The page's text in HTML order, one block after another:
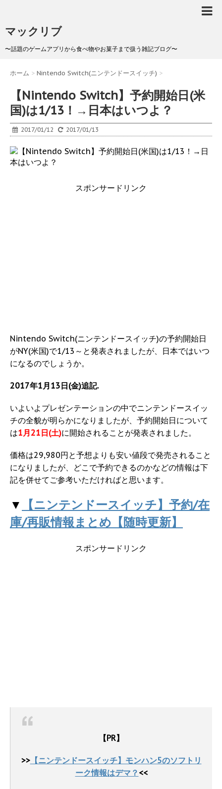
マックリブ
〜話題のゲームアプリから食べ物やお菓子まで扱う雑記ブログ〜
ホーム > Nintendo Switch(ニンテンドースイッチ) >
【Nintendo Switch】予約開始日(米
国)は1/13！→日本はいつよ？
2017/01/12 2017/01/13
スポンサードリンク
Nintendo Switch(ニンテンドースイッチ)の予約開始日
がNY(米国)で1/13～と発表されましたが、日本ではいつ
になるのでしょうか。
2017年1月13日(金)追記.
いよいよプレゼンテーションの中でニンテンドースイッ
チの全貌が明らかになりましたが、予約開始日について
は1月21日(土)に開始されることが発表されました。
価格は29,980円と予想よりも安い値段で発売されること
になりましたが、どこで予約できるのかなどの情報は下
記を併せてご参考いただければと思います。
▼
【ニンテンドースイッチ】予約/在
庫/再販情報まとめ【随時更新】
スポンサードリンク
【PR】
>>【ニンテンドースイッチ】モンハン5のソフトリ
ーク情報はデマ？ <<